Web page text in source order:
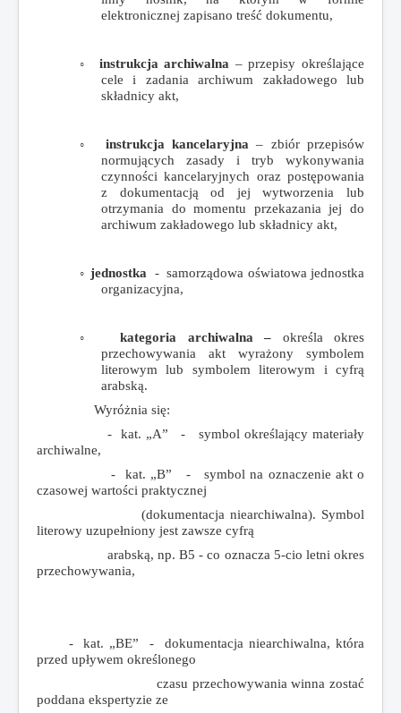
elektronicznej zapisano treść dokumentu,
◦ instrukcja archiwalna –przepisy określające
cele i zadania archiwum zakładowego lub
składnicy akt,
◦ instrukcja kancelaryjna – zbiór przepisów
normujących zasady i tryb wykonywania
czynności kancelaryjnych oraz postępowania
z dokumentacją od jej wytworzenia lub
otrzymania do momentu przekazania jej do
archiwum zakładowego lub składnicy akt,
◦ jednostka - samorządowa oświatowa jednostka
organizacyjna,
◦ kategoria archiwalna – określa okres
przechowywania akt wyrażony symbolem
literowym lub symbolem literowym i cyfrą
arabską.
Wyróżnia się:
- kat. „A” - symbol określający materiały
archiwalne,
- kat. „B” - symbol na oznaczenie akt o
czasowej wartości praktycznej
(dokumentacja niearchiwalna). Symbol
literowy uzupełniony jest zawsze cyfrą
arabską, np. B5 - co oznacza 5-cio letni okres
przechowywania,
- kat. „BE” - dokumentacja niearchiwalna, która
przed upływem określonego
czasu przechowywania winna zostać
poddana ekspertyzie ze